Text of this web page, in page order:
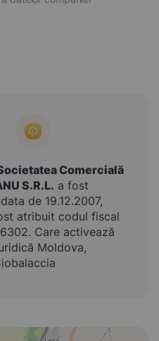
Comercială
S.R.L. a fost
de 19.12.2007,
atribuit codul fiscal
Care activează
Moldova,